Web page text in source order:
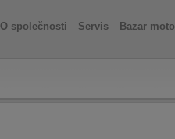
O společnosti Servis Bazar moto